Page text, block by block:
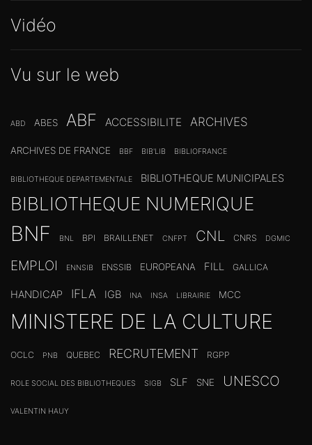
Vidéo
Vu sur le web
ABD ABES ABF ACCESSIBILITE ARCHIVES
ARCHIVES DE FRANCE BBF BIB'LIB BIBLIOFRANCE
BIBLIOTHEQUE DEPARTEMENTALE BIBLIOTHEQUE MUNICIPALES
BIBLIOTHEQUE NUMERIQUE
BNF BNL BPI BRAILLENET CNFPT CNL CNRS DGMIC
EMPLOI ENNSIB ENSSIB EUROPEANA FILL GALLICA
HANDICAP IFLA IGB INA INSA LIBRAIRIE MCC
MINISTERE DE LA CULTURE
OCLC PNB QUEBEC RECRUTEMENT RGPP
ROLE SOCIAL DES BIBLIOTHEQUES SIGB SLF SNE UNESCO
VALENTIN HAUY